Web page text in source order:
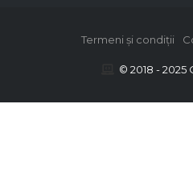
© 2018 - 2025
Termeni și condiții